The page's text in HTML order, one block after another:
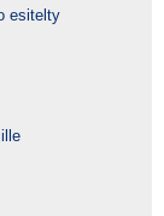
esitelty